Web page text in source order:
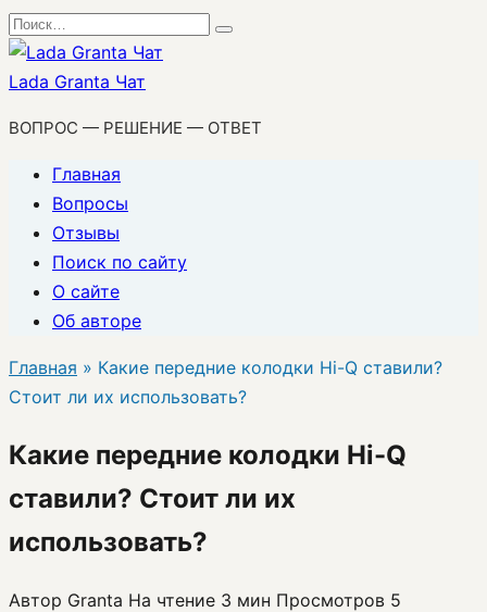
Перейти
к
содержанию
Search
for:
Lada Granta Чат
ВОПРОС — РЕШЕНИЕ — ОТВЕТ
Главная
Вопросы
Отзывы
Поиск по сайту
О сайте
Об авторе
Главная » Какие передние колодки Hi-Q ставили?
Стоит ли их использовать?
Какие передние колодки Hi-Q
ставили? Стоит ли их
использовать?
Автор Granta На чтение 3 мин Просмотров 5